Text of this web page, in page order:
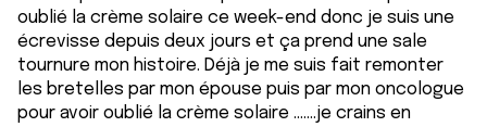
oublié la crème solaire ce week-end donc je suis une
écrevisse depuis deux jours et ça prend une sale
tournure mon histoire. Déjà je me suis fait remonter
les bretelles par mon épouse puis par mon oncologue
pour avoir oublié la crème solaire .......je crains en